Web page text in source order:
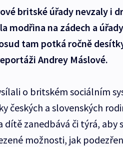
britské úřady nevzaly i
modřina na zádech a
tam potká ročně
Andrey Máslové.
o britském sociálním
českých a slovenských
dítě zanedbává či týrá, aby
možnosti, jak